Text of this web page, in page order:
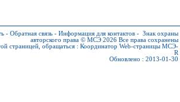
- Обратная связь - Информация для контактов - Знак охраны
авторского права © МСЭ 2026 Все права сохранены
страницей, обращаться : Координатор Web-страницы МСЭ-
R
Обновлено : 2013-01-30